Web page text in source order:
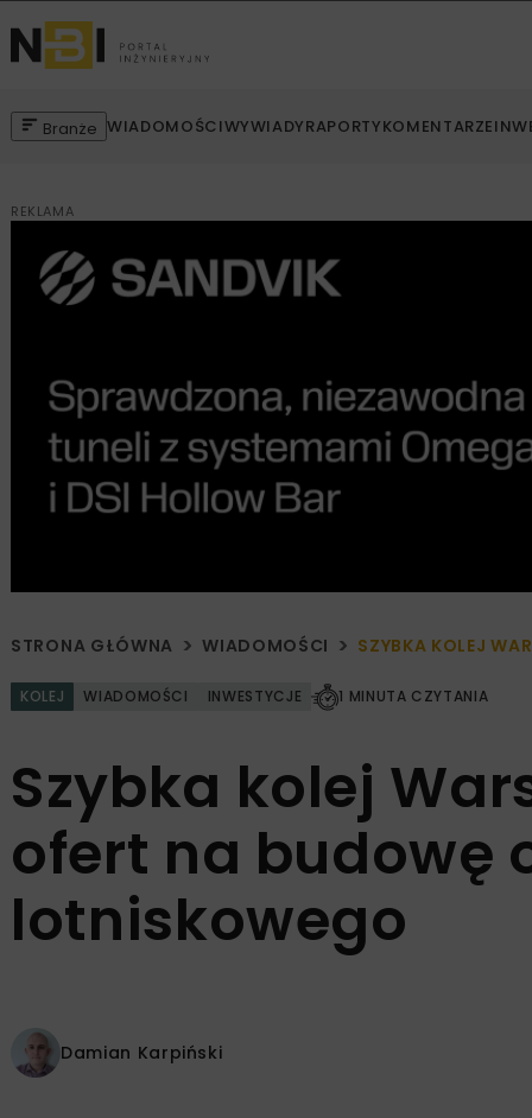
Branże WIADOMOŚCIWYWIADYRAPORTYKOMENTARZE
REKLAMA
STRONA GŁÓWNA WIADOMOŚCI SZYBKA KOLEJ
KOLEJ WIADOMOŚCI INWESTYCJE 1 MINUTA CZYTANIA
Szybka kolej
ofert na budowę
lotniskowego
Damian Karpiński